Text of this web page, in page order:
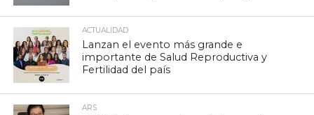
ACTUALIDAD
Lanzan el evento más grande e
importante de Salud Reproductiva y
Fertilidad del país
ARS